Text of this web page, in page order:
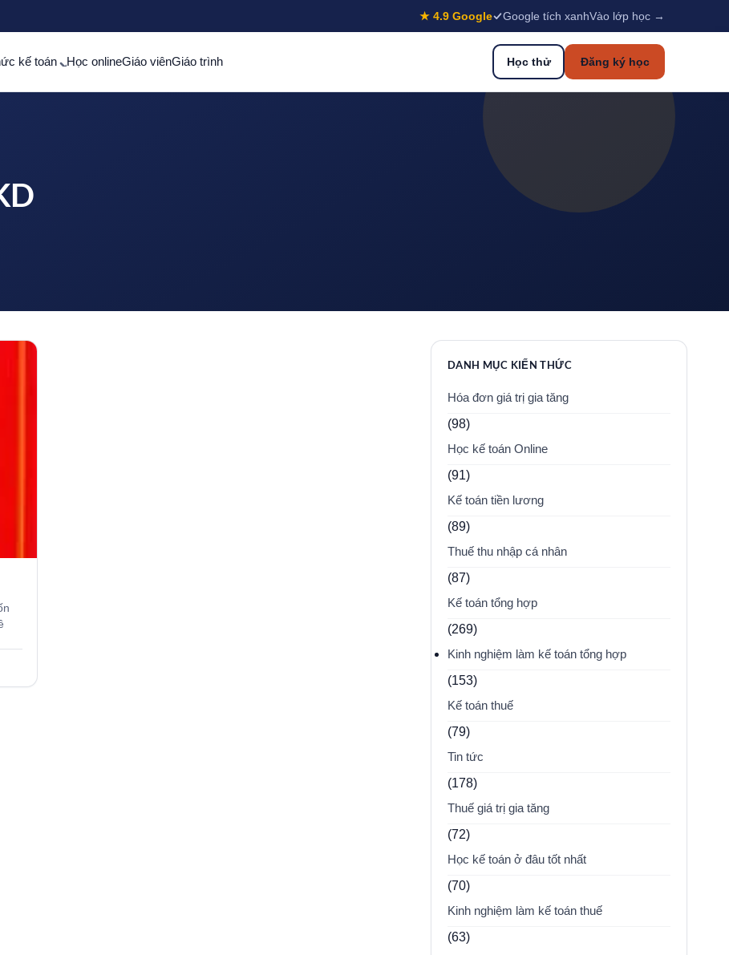
★ 4.9 Google Google tích xanhVào lớp học →
kế toán Học onlineGiáo viênGiáo trình Học thử Đăng ký học
DANH MỤC KIẾN THỨC
Hóa đơn giá trị gia tăng
(98)
Học kế toán Online
(91)
Kế toán tiền lương
(89)
Thuế thu nhập cá nhân
(87)
Kế toán tổng hợp
(269)
Kinh nghiệm làm kế toán tổng hợp
(153)
Kế toán thuế
(79)
Tin tức
(178)
Thuế giá trị gia tăng
(72)
Học kế toán ở đâu tốt nhất
(70)
Kinh nghiệm làm kế toán thuế
(63)